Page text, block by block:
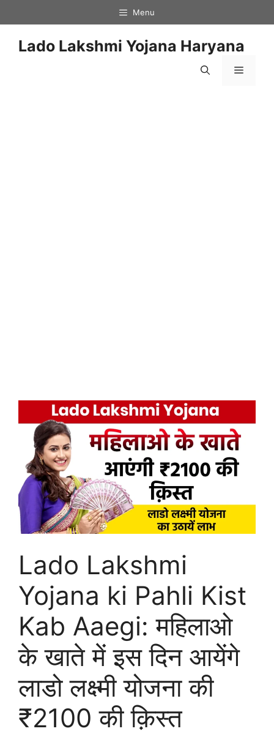
to
content
Menu
Lado Lakshmi Yojana Haryana
Menu
Lado Lakshmi
Yojana ki Pahli Kist
Kab Aaegi: महिलाओ
के खाते में इस दिन आयेंगे
लाडो लक्ष्मी योजना की
₹2100 की क़िस्त